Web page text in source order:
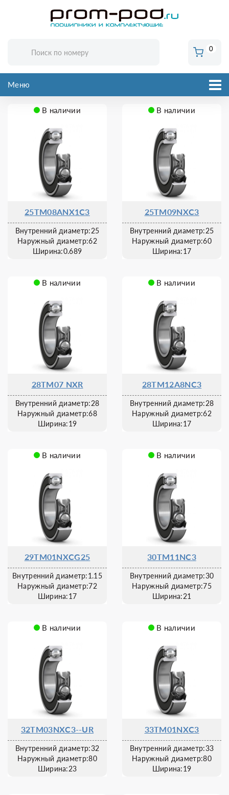
0
Меню
В наличии
25TM08ANX1C3
Внутренний диаметр:25
Наружный диаметр:62
Ширина:0.689
В наличии
25TM09NXC3
Внутренний диаметр:25
Наружный диаметр:60
Ширина:17
В наличии
28TM07 NXR
Внутренний диаметр:28
Наружный диаметр:68
Ширина:19
В наличии
28TM12A8NC3
Внутренний диаметр:28
Наружный диаметр:62
Ширина:17
В наличии
29TM01NXCG25
Внутренний диаметр:1.15
Наружный диаметр:72
Ширина:17
В наличии
30TM11NC3
Внутренний диаметр:30
Наружный диаметр:75
Ширина:21
В наличии
32TM03NXC3--UR
Внутренний диаметр:32
Наружный диаметр:80
Ширина:23
В наличии
33TM01NXC3
Внутренний диаметр:33
Наружный диаметр:80
Ширина:19